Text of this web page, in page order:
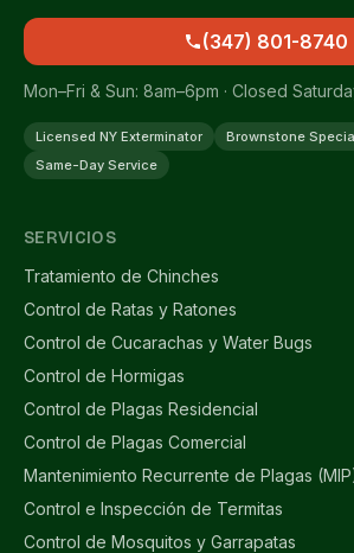
(347) 801-8740
Mon–Fri & Sun: 8am–6pm · Closed
Licensed NY Exterminator
Brownstone
Same-Day Service
SERVICIOS
Tratamiento de Chinches
Control de Ratas y Ratones
Control de Cucarachas y Water Bugs
Control de Hormigas
Control de Plagas Residencial
Control de Plagas Comercial
Mantenimiento Recurrente de Plagas
Control e Inspección de Termitas
Control de Mosquitos y Garrapatas